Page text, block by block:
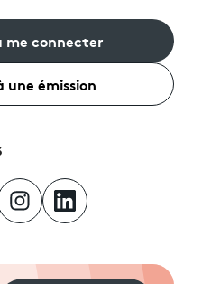
me connecter
émission